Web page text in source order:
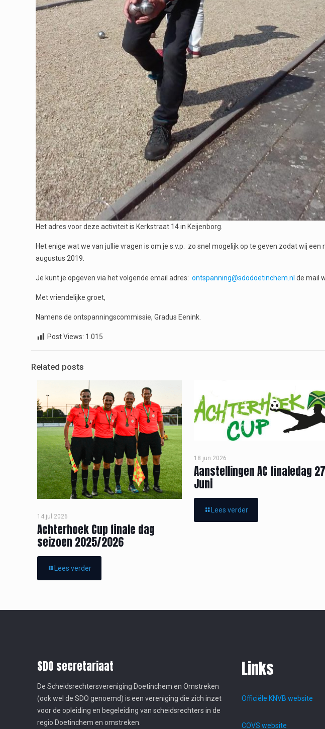
Het adres voor deze activiteit is Kerkstraat 14 in Keijenborg.
Het enige wat we van jullie vragen is om je s.v.p. zo snel mogelijk op te geven zodat wij
augustus 2019.
Je kunt je opgeven via het volgende email adres:ontspanning@sdodoetinchem.nl de mail
Met vriendelijke groet,
Namens de ontspanningscommissie, Gradus Eenink.
Post Views: 1.015
Related posts
14 jul 2026
Achterhoek Cup finale dag
seizoen 2025/2026
Lees verder
18 jun 2026
Aanstellingen AC finaledag 27
Juni
Lees verder
SDO secretariaat
De Scheidsrechtersvereniging Doetinchem en Omstreken
(ook wel de SDO genoemd) is een vereniging die zich inzet
voor de opleiding en begeleiding van scheidsrechters in de
regio Doetinchem en omstreken.
Links
Officiële KNVB website
COVS website